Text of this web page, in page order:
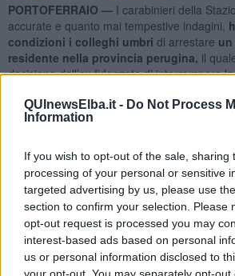
QUInewsElba.it - Do Not Process
Information
If you wish to opt-out of the sale, sharing
processing of your personal or sensitive
targeted advertising by us, please use
section to confirm your selection. Please
opt-out request is processed you may
interest-based ads based on personal
us or personal information disclosed to
PORTOFERRAIO — I carabinieri della
accurate e quanto mai tempestive indagini,
condizioni i colleghi umbri di arrestare un
residente nella provincia perugina, il
decisione dell’ex fidanzata di interrompere
mezzo del telefono.
raccontando tutti gli episodi che era stata
mostrando le decine e decine di
quotidianamente legiungevano sul
dell’uomo.